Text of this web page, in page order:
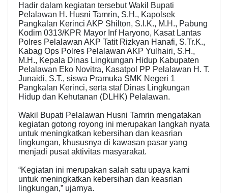
Hadir dalam kegiatan tersebut Wakil Bupati
Pelalawan H. Husni Tamrin, S.H., Kapolsek
Pangkalan Kerinci AKP Shilton, S.I.K., M.H., Pabung
Kodim 0313/KPR Mayor Inf Haryono, Kasat Lantas
Polres Pelalawan AKP Tatit Rizkyan Hanafi, S.Tr.K.,
Kabag Ops Polres Pelalawan AKP Yulhairi, S.H.,
M.H., Kepala Dinas Lingkungan Hidup Kabupaten
Pelalawan Eko Novitra, Kasatpol PP Pelalawan H. T.
Junaidi, S.T., siswa Pramuka SMK Negeri 1
Pangkalan Kerinci, serta staf Dinas Lingkungan
Hidup dan Kehutanan (DLHK) Pelalawan.
Wakil Bupati Pelalawan Husni Tamrin mengatakan
kegiatan gotong royong ini merupakan langkah nyata
untuk meningkatkan kebersihan dan keasrian
lingkungan, khususnya di kawasan pasar yang
menjadi pusat aktivitas masyarakat.
“Kegiatan ini merupakan salah satu upaya kami
untuk meningkatkan kebersihan dan keasrian
lingkungan,” ujarnya.